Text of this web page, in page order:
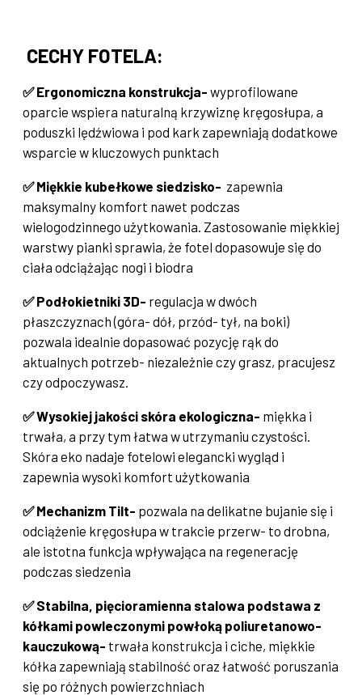
CECHY FOTELA:
✅ Ergonomiczna konstrukcja- wyprofilowane
oparcie wspiera naturalną krzywiznę kręgosłupa, a
poduszki lędźwiowa i pod kark zapewniają dodatkowe
wsparcie w kluczowych punktach
✅ Miękkie kubełkowe siedzisko- zapewnia
maksymalny komfort nawet podczas
wielogodzinnego użytkowania. Zastosowanie miękkiej
warstwy pianki sprawia, że fotel dopasowuje się do
ciała odciążając nogi i biodra
✅ Podłokietniki 3D- regulacja w dwóch
płaszczyznach (góra- dół, przód- tył, na boki)
pozwala idealnie dopasować pozycję rąk do
aktualnych potrzeb- niezależnie czy grasz, pracujesz
czy odpoczywasz.
✅Wysokiej jakości skóra ekologiczna- miękka i
trwała, a przy tym łatwa w utrzymaniu czystości.
Skóra eko nadaje fotelowi elegancki wygląd i
zapewnia wysoki komfort użytkowania
✅ Mechanizm Tilt- pozwala na delikatne bujanie się i
odciążenie kręgosłupa w trakcie przerw- to drobna,
ale istotna funkcja wpływająca na regenerację
podczas siedzenia
✅Stabilna, pięcioramienna stalowa podstawa z
kółkami powleczonymi powłoką poliuretanowo-
kauczukową- trwała konstrukcja i ciche, miękkie
kółka zapewniają stabilność oraz łatwość poruszania
się po różnych powierzchniach